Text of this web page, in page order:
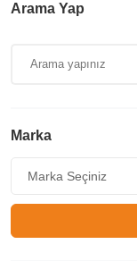
Arama Yap
Marka
Marka Seçiniz